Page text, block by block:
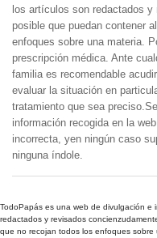
los artículos son redactados y
posible que puedan contener
enfoques sobre una materia.
prescripción médica. Ante
familia es recomendable
evaluar la situación en
tratamiento que sea
información recogida en la
incorrecta, yen ningún caso
ninguna índole.
TodoPapás es una web de divulgación e
redactados y revisados
que no recojan todos los enfoques